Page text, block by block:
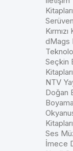
Kitapları
dMags
Seçkin
Kitapları
NTV
Doğan
Kitapları
Ses
İmece